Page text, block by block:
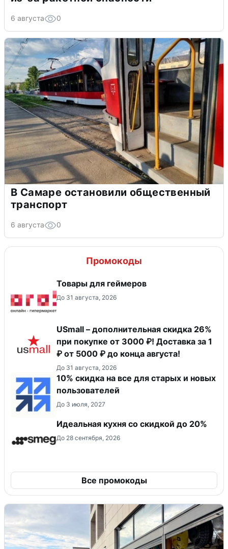
6 августа 0
В Самаре остановили общественный
транспорт
6 августа 0
Промокоды
Товары для геймеров
До 31 августа, 2026
USmall – дополнительная скидка 26%
при покупке от 3000 ₽! Доставка за 1
₽ от 5000 ₽ до конца августа!
До 31 августа, 2026
10% скидка на все для старых и новых
пользователей
До 3 июля, 2027
Идеальная кухня со скидкой до 20%
До 28 сентября, 2026
Все промокоды